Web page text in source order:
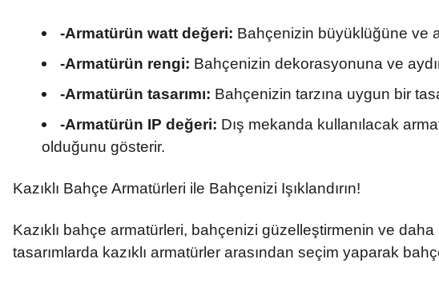
-Armatürün watt değeri: Bahçenizin büyüklüğüne ve
-Armatürün rengi: Bahçenizin dekorasyonuna ve
-Armatürün tasarımı: Bahçenizin tarzına uygun bir
-Armatürün IP değeri: Dış mekanda kullanılacak
olduğunu gösterir.
Kazıklı Bahçe Armatürleri ile Bahçenizi Işıklandırın!
Kazıklı bahçe armatürleri, bahçenizi güzelleştirmenin ve
tasarımlarda kazıklı armatürler arasından seçim yaparak